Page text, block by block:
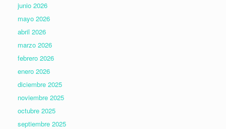
junio 2026
mayo 2026
abril 2026
marzo 2026
febrero 2026
enero 2026
diciembre 2025
noviembre 2025
octubre 2025
septiembre 2025